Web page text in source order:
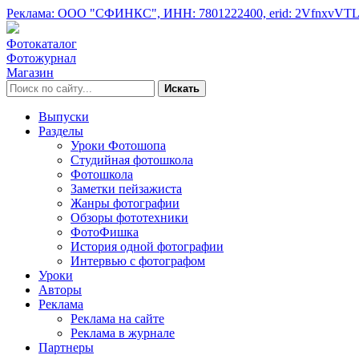
Реклама: ООО "СФИНКС", ИНН: 7801222400, erid:
Фотокаталог
Фотожурнал
Магазин
Искать
Выпуски
Разделы
Уроки Фотошопа
Студийная фотошкола
Фотошкола
Заметки пейзажиста
Жанры фотографии
Обзоры фототехники
ФотоФишка
История одной фотографии
Интервью с фотографом
Уроки
Авторы
Реклама
Реклама на сайте
Реклама в журнале
Партнеры